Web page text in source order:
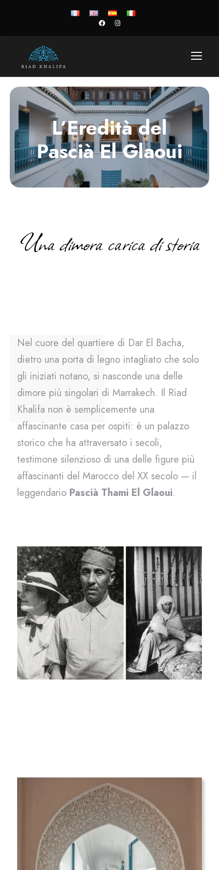
L’Eredità del
Pascià El Glaoui
Una dimora carica di storia
Nel cuore del quartiere di Dar El Bacha,
dietro una porta di legno intagliato che solo
gli iniziati notano, si nasconde una delle
dimore più singolari di Marrakech. Il Riad
Khalifa non è semplicemente una
affascinante casa per ospiti: è un palazzo
storico che ha attraversato i secoli,
testimone silenzioso di una delle figure più
affascinanti del Marocco del XX secolo — il
leggendario Pascià Thami El Glaoui.